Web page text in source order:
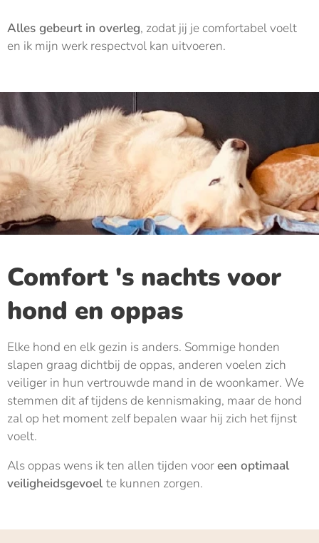
Alles gebeurt in overleg, zodat jij je comfortabel voelt
en ik mijn werk respectvol kan uitvoeren.
Comfort 's nachts voor
hond en oppas
Elke hond en elk gezin is anders. Sommige honden
slapen graag dichtbij de oppas, anderen voelen zich
veiliger in hun vertrouwde mand in de woonkamer. We
stemmen dit af tijdens de kennismaking, maar de hond
zal op het moment zelf bepalen waar hij zich het fijnst
voelt.
Als oppas wens ik ten allen tijden vooreen optimaal
veiligheidsgevoel te kunnen zorgen.